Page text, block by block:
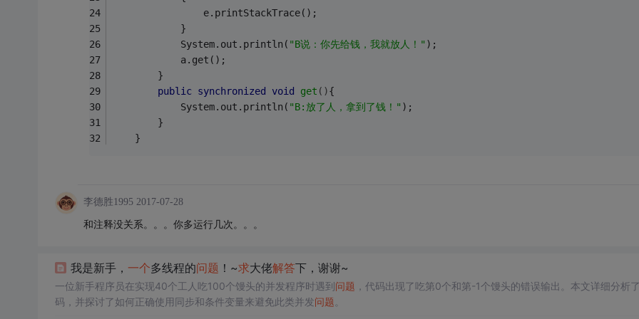
				e.printStackTrace();
			}
	        System.out.println(
"B说：你先给钱，我就放人！" );
	        a.get();
	    }
public synchronized void get (){
	        System.out.println(
"B:放了人，拿到了钱！" );
	    }
	}
李德胜1995 2017-07-28
和注释没关系。。。你多运行几次。。。
我是新手， 一个多线程的问题 ！~求大佬解答下，谢谢~
一位新手程序员在实现40个工人吃100个馒头的并发程序时遇到问题 ，代码出现了吃第0个和第-1个馒头的错误输出。本文详细分析
码，并探讨了如何正确使用同步和条件变量来避免此类并发问题